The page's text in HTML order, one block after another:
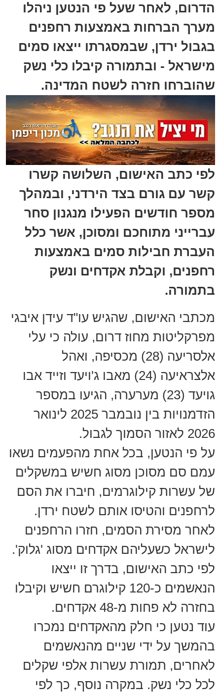
הדרום, לאחר שעל פי הנטען ניהלו
מערך הברחות באמצעות רחפנים
בגבול ירדן, שבמסגרתו ייצאו סמים
מישראל - ובתמורה קיבלו כלי נשק
שהוברחו חזרה לשטח המדינה.
לפי כתב האישום, השלושה קשרו
קשר עם גורם בצד הירדני, ובמהלך
מספר חודשים הפעילו מנגנון סחר
עברייני מתוחכם ומסוכן, אשר כלל
העברת חבילות סמים באמצעות
רחפנים, וקבלת אקדחים ונשק
בתמורה.
מכתבי האישום, שהגיש עו"ד עידן איבגי
מפרקליטות מחוז דרום, עולה כי עלי
אלסריעה (28) מכסיפה, ואהל
אלצראיעה (24) מאבו ג'ויעד וזייד אבו
גויעד (23) מערערה, הגיעו במספר
הזדמנויות בין נובמבר 2025 לינואר
2026 לאזור הסמוך לגבול.
על פי הנטען, בכל אחת מהפעמים נשאו
עמם סם מסוכן מסוג חשיש במשקלים
של עשרות קילוגרמים, חיברו את הסם
לרחפנים והטיסו אותם לשטח ירדן.
לאחר מסירת הסמים, חזרו הרחפנים
לישראל כשעליהם אקדחים מסוג 'גלוק'.
לפי כתב האישום, בדרך זו ייצאו
הנאשמים כ-120 קילוגרם חשיש וקיבלו
בחזרה לא פחות מ-48 אקדחים.
עוד נטען כי חלק מהאקדחים נמכרו
בהמשך על ידי שניים מהנאשמים
לאחרים, תמורת עשרות אלפי שקלים
לכל כלי נשק. במקרה נוסף, כך לפי